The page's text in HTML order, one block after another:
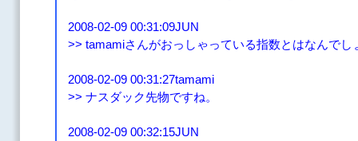
2008-02-09 00:31:09JUN
>> tamamiさんがおっしゃっている指数とはなんでし
2008-02-09 00:31:27tamami
>> ナスダック先物ですね。
2008-02-09 00:32:15JUN